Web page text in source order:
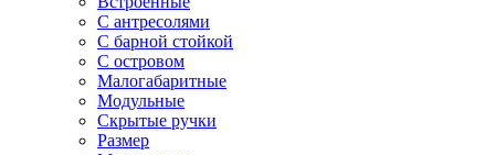
С антресолями
С барной стойкой
С островом
Малогабаритные
Модульные
Скрытые ручки
Размер